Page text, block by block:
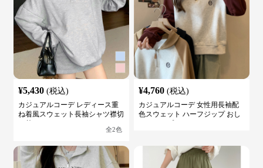
¥5,430 (税込)
カジュアルコーデ レディース重
ね着風スウェット長袖シャツ襟切
全2色
¥4,760 (税込)
カジュアルコーデ 女性用長袖配
色スウェット ハーフジップ おし